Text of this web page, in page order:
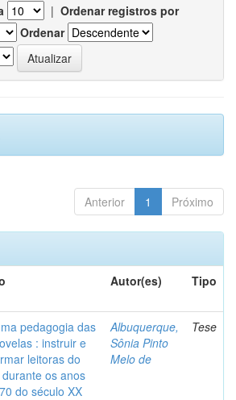
| Ordenar registros por
Ordenar
Anterior 1 Próximo
Autor(es) Tipo
pedagogia das
: instruir e
leitoras do
durante os anos
do século XX
Albuquerque,
Sônia Pinto
Melo de
Tese